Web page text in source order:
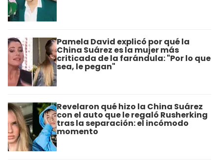
Pamela David explicó por qué la
China Suárez es la mujer más
criticada de la farándula: "Por lo que
sea, le pegan"
Revelaron qué hizo la China Suárez
con el auto que le regaló Rusherking
tras la separación: el incómodo
momento